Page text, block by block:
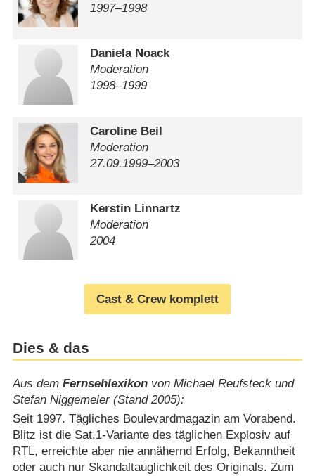
1997⁠–⁠1998
Daniela Noack
Moderation
1998⁠–⁠1999
Caroline Beil
Moderation
27.09.1999⁠–⁠2003
Kerstin Linnartz
Moderation
2004
Cast & Crew komplett
Dies & das
Aus dem Fernsehlexikonvon Michael Reufsteck und
Stefan Niggemeier (Stand 2005):
Seit 1997. Tägliches Boulevardmagazin am Vorabend.
Blitz ist die Sat.1-Variante des täglichen Explosiv auf
RTL, erreichte aber nie annähernd Erfolg, Bekanntheit
oder auch nur Skandaltauglichkeit des Originals. Zum